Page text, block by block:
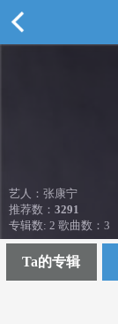
艺人：张康宁
推荐数： 3291
专辑数: 2 歌曲数：3
Ta的专辑